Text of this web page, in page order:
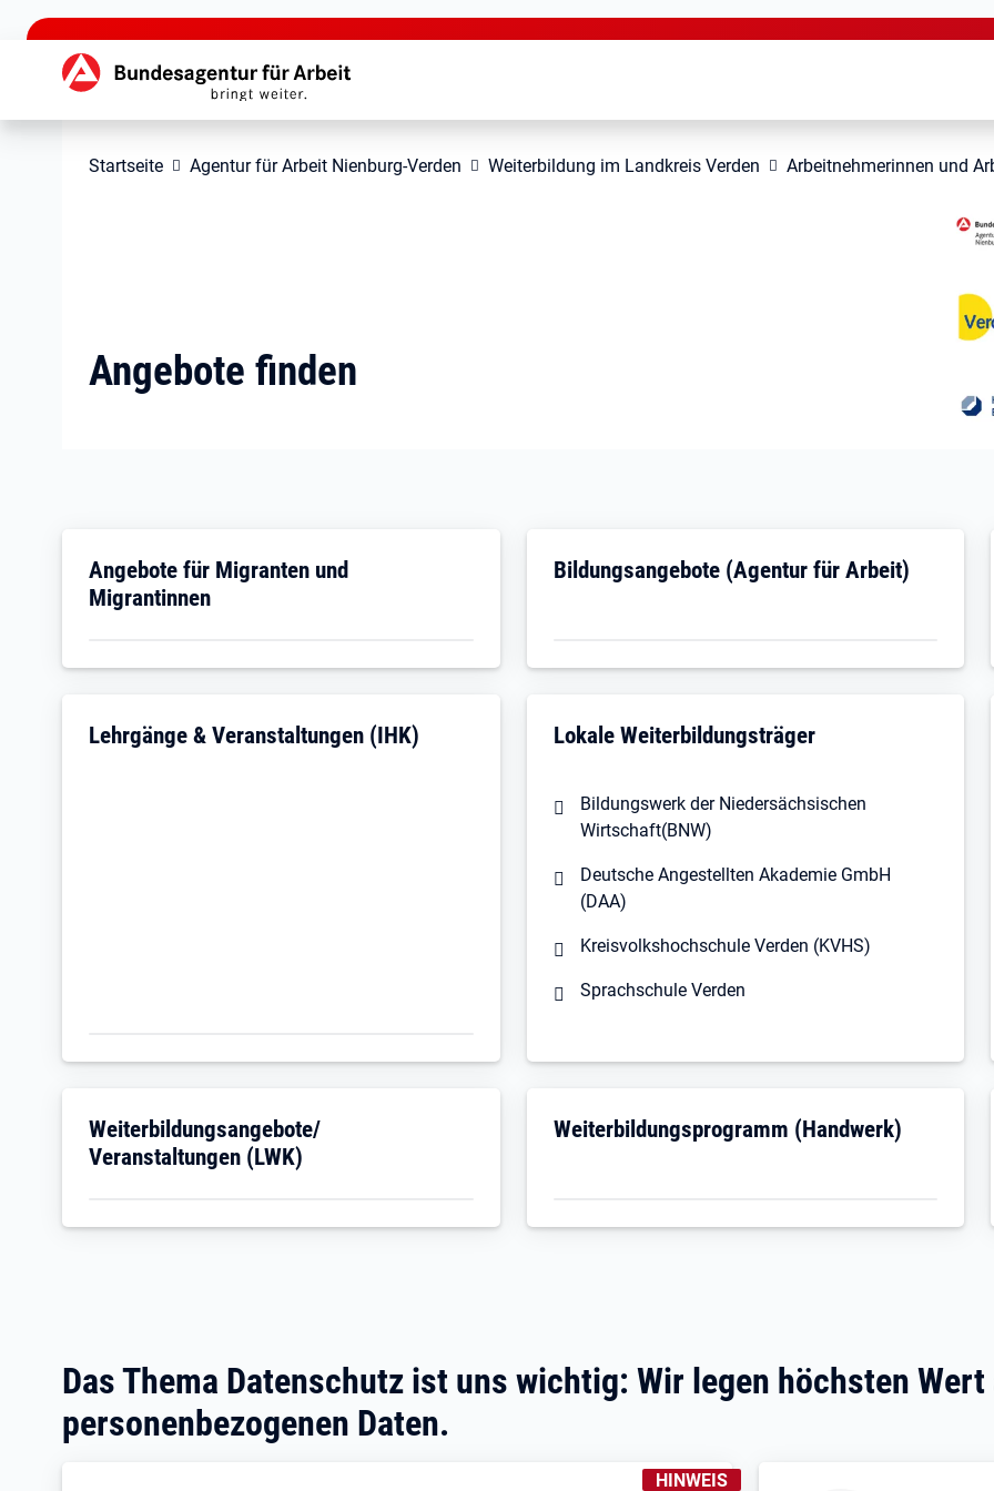
zu den Hauptinhalten springen
Hauptnavigation
Startseite Agentur für Arbeit Nienburg-Verden Weiterbildung im Landkreis Verden Arbeitnehmerinnen und
Angebote finden
Öffnet in neuem Tab
Angebote für Migranten und
Migrantinnen
Öffnet in neuem Tab
Bildungsangebote (Agentur für Arbeit)
Öffnet in neuem Tab
Lehrgänge & Veranstaltungen (IHK) Lokale Weiterbildungsträger
Bildungswerk der Niedersächsischen
Wirtschaft(BNW)
Deutsche Angestellten Akademie GmbH
(DAA)
Kreisvolkshochschule Verden (KVHS)
Sprachschule Verden
Öffnet in neuem Tab
Weiterbildungsangebote/
Veranstaltungen (LWK)
Öffnet in neuem Tab
Weiterbildungsprogramm (Handwerk)
Das Thema Datenschutz ist uns wichtig: Wir legen höchsten
personenbezogenen Daten.
KENNZEICHNUNGEN
HINWEIS